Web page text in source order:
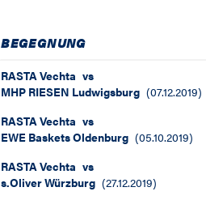
BEGEGNUNG
RASTA Vechta vs
MHP RIESEN Ludwigsburg (07.12.2019)
RASTA Vechta vs
EWE Baskets Oldenburg (05.10.2019)
RASTA Vechta vs
s.Oliver Würzburg (27.12.2019)